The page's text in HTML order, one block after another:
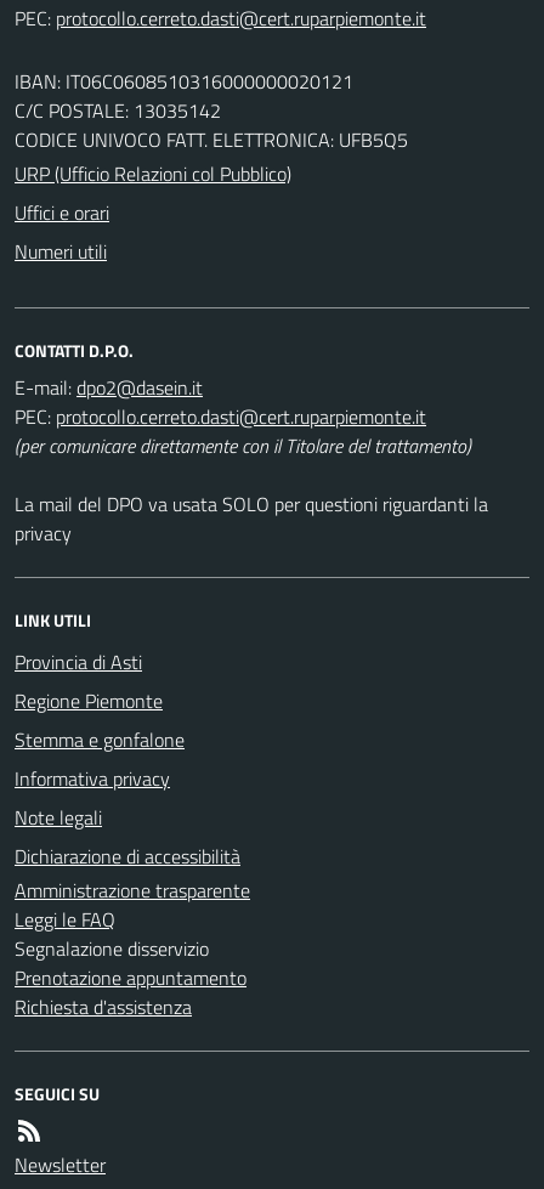
PEC:
IBAN: IT06C0608510316000000020121
C/C POSTALE: 13035142
CODICE UNIVOCO FATT. ELETTRONICA: UFB5Q5
URP (Ufficio Relazioni col Pubblico)
Uffici e orari
Numeri utili
CONTATTI D.P.O.
E-mail:
PEC:
(per comunicare direttamente con il Titolare del trattamento)
La mail del DPO va usata SOLO per questioni riguardanti la
privacy
LINK UTILI
Provincia di Asti
Regione Piemonte
Stemma e gonfalone
Informativa privacy
Note legali
Dichiarazione di accessibilità
Amministrazione trasparente
Leggi le FAQ
Segnalazione disservizio
Prenotazione appuntamento
Richiesta d'assistenza
SEGUICI SU
Newsletter